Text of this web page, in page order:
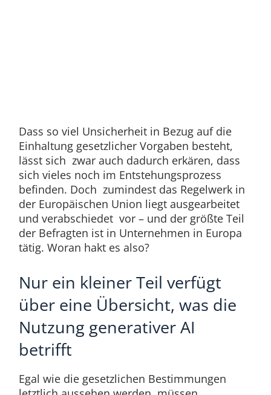
Dass so viel Unsicherheit in Bezug auf die
Einhaltung gesetzlicher Vorgaben besteht,
lässt sich zwar auch dadurch erkären, dass
sich vieles noch im Entstehungsprozess
befinden. Doch zumindest das Regelwerk in
der Europäischen Union liegt ausgearbeitet
und verabschiedet vor – und der größte Teil
der Befragten ist in Unternehmen in Europa
tätig. Woran hakt es also?
Nur ein kleiner Teil verfügt
über eine Übersicht, was die
Nutzung generativer AI
betrifft
Egal wie die gesetzlichen Bestimmungen